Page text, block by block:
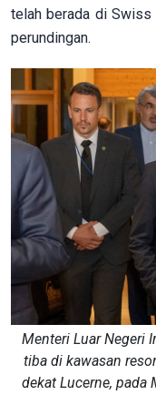
telah berada di Swiss
perundingan.
Menteri Luar Negeri
tiba di kawasan
dekat Lucerne,